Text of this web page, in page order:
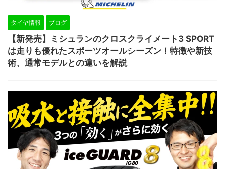
タイヤ情報 ブログ
【新発売】ミシュランのクロスクライメート3 SPORT
は走りも優れたスポーツオールシーズン！特徴や新技
術、通常モデルとの違いを解説